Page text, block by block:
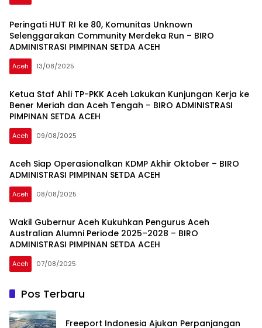
Peringati HUT RI ke 80, Komunitas Unknown
Selenggarakan Community Merdeka Run – BIRO
ADMINISTRASI PIMPINAN SETDA ACEH
Aceh 13/08/2025
Ketua Staf Ahli TP-PKK Aceh Lakukan Kunjungan Kerja ke
Bener Meriah dan Aceh Tengah – BIRO ADMINISTRASI
PIMPINAN SETDA ACEH
Aceh 09/08/2025
Aceh Siap Operasionalkan KDMP Akhir Oktober – BIRO
ADMINISTRASI PIMPINAN SETDA ACEH
Aceh 08/08/2025
Wakil Gubernur Aceh Kukuhkan Pengurus Aceh
Australian Alumni Periode 2025–2028 – BIRO
ADMINISTRASI PIMPINAN SETDA ACEH
Aceh 07/08/2025
Pos Terbaru
Freeport Indonesia Ajukan Perpanjangan